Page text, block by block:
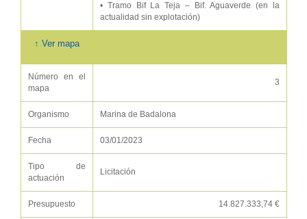
• Tramo Bif La Teja – Bif. Aguaverde (en la
actualidad sin explotación)
↑ Ver mapa
Número en el
mapa
3
Organismo Marina de Badalona
Fecha 03/01/2023
Tipo de
actuación
Licitación
Presupuesto 14.827.333,74 €